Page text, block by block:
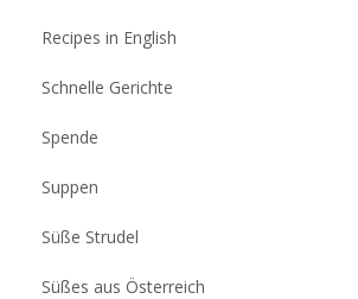
Recipes in English
Schnelle Gerichte
Spende
Suppen
Süße Strudel
Süßes aus Österreich